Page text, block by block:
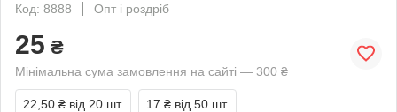
Код: 8888
Опт і роздріб
25 ₴
Мінімальна сума замовлення на сайті — 300 ₴
22,50 ₴ від 20 шт. 17 ₴ від 50 шт.